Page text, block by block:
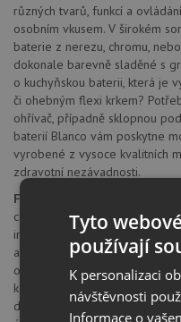
různých tvarů, funkcí a
osobním vkusem. V širokém
baterie z nerezu, chromu,
dokonale barevně sladěné s
o kuchyňskou baterii, která je
či ohebným flexi krkem?
ohřívač, případně sklopnou
baterií Blanco vám poskytne
vyrobené z vysoce kvalitních
zdravotní nezávadnosti.
Firma BLANCO
center prvotřídní kvality.
inovativních dřezů, přes
až po inteligentně řešené
odpadu, přesvědčí svojí
komfortem pro práci v kuchyni.
dřezů, které zákazníka
Tyto
používají
K personalizaci
návštěvnosti
Informace o